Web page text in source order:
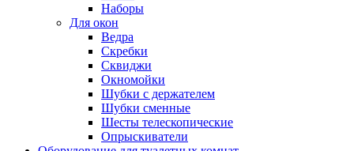
Наборы
Для окон
Ведра
Скребки
Сквиджи
Окномойки
Шубки с держателем
Шубки сменные
Шесты телескопические
Опрыскиватели